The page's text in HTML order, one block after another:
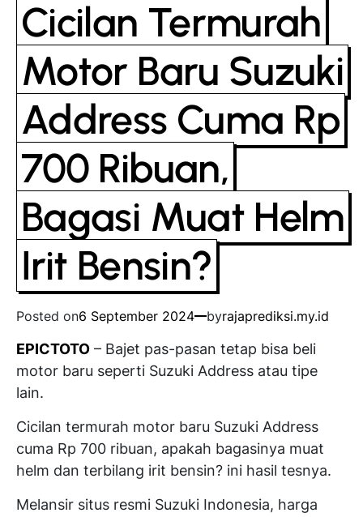
Cicilan Termurah
Motor Baru Suzuki
Address Cuma Rp
700 Ribuan,
Bagasi Muat Helm
Irit Bensin?
Posted on6 September 2024 byrajaprediksi.my.id
EPICTOTO – Bajet pas-pasan tetap bisa beli
motor baru seperti Suzuki Address atau tipe
lain.
Cicilan termurah motor baru Suzuki Address
cuma Rp 700 ribuan, apakah bagasinya muat
helm dan terbilang irit bensin? ini hasil tesnya.
Melansir situs resmi Suzuki Indonesia, harga